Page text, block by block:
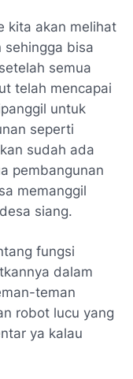
kita akan melihat
sehingga bisa
semua
telah mencapai
untuk
seperti
sudah ada
pembangunan
memanggil
siang.
fungsi
dalam
teman
robot lucu yang
ya kalau